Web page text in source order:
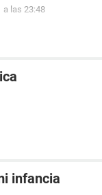
a las 23:48
infancia